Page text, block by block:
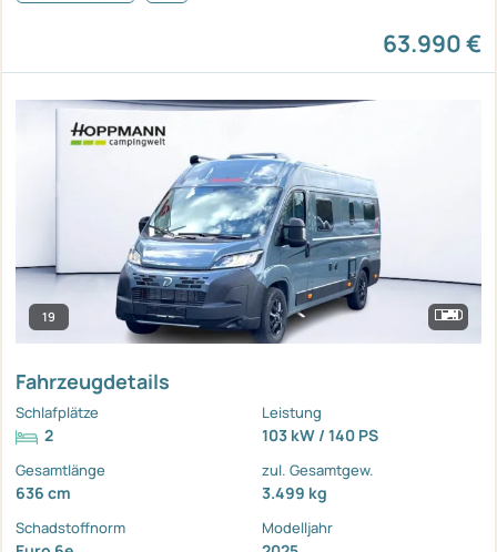
63.990 €
19
Fahrzeugdetails
Schlafplätze
2
Leistung
103 kW / 140 PS
Gesamtlänge
636 cm
zul. Gesamtgew.
3.499 kg
Schadstoffnorm Modelljahr